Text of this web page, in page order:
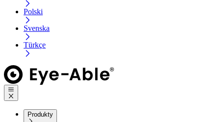
Polski
Svenska
Türkçe
Produkty